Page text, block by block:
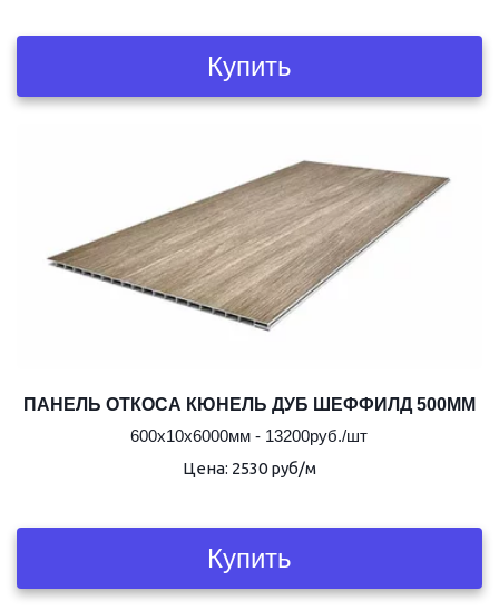
Купить
ПАНЕЛЬ ОТКОСА КЮНЕЛЬ ДУБ ШЕФФИЛД 500ММ
600х10х6000мм - 13200руб./шт
Цена: 2530 руб/м
Купить